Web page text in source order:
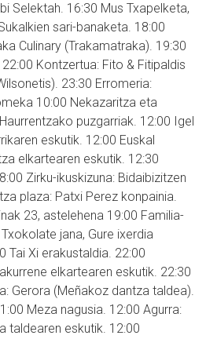
Selektah. 16:30 Mus Txapelketa,
sari-banaketa. 18:00
Culinary (Trakamatraka). 19:30
Kontzertua: Fito & Fitipaldis
23:30 Erromeria:
10:00 Nekazaritza eta
puzgarriak. 12:00 Igel
eskutik. 12:00 Euskal
elkartearen eskutik. 12:30
Zirku-ikuskizuna: Bidaibizitzen
plaza: Patxi Perez konpainia.
23, astelehena 19:00 Familia-
jana, Gure ixerdia
Tai Xi erakustaldia. 22:00
elkartearen eskutik. 22:30
Gerora (Meñakoz dantza taldea).
Meza nagusia. 12:00 Agurra:
taldearen eskutik. 12:00